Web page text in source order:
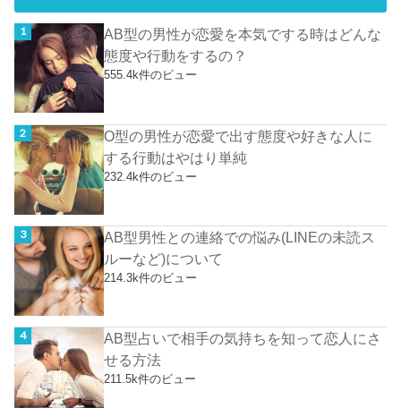
AB型の男性が恋愛を本気でする時はどんな
態度や行動をするの？
555.4k件のビュー
O型の男性が恋愛で出す態度や好きな人に
する行動はやはり単純
232.4k件のビュー
AB型男性との連絡での悩み(LINEの未読ス
ルーなど)について
214.3k件のビュー
AB型占いで相手の気持ちを知って恋人にさ
せる方法
211.5k件のビュー